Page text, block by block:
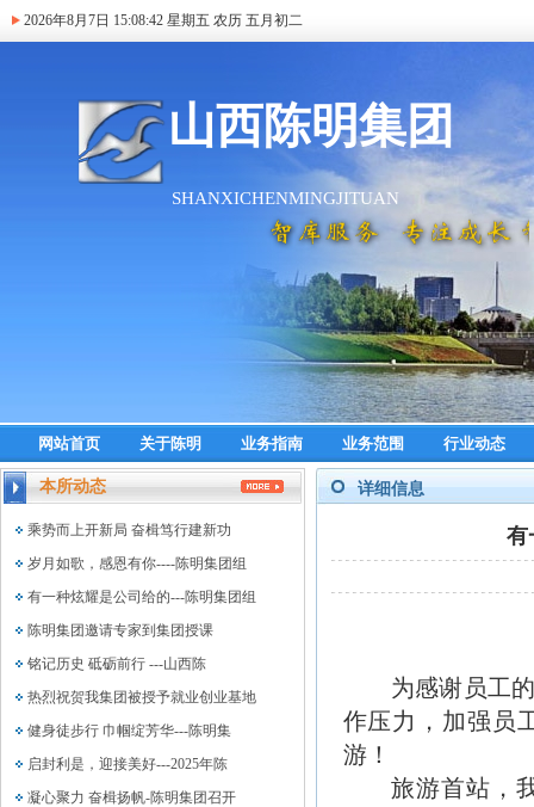
2026年8月7日 15:08:43 星期五 农历 五月初二
网站首页 关于陈明 业务指南 业务范围 行业动态
本所动态
乘势而上开新局 奋楫笃行建新功
岁月如歌，感恩有你----陈明集团组
有一种炫耀是公司给的---陈明集团组
陈明集团邀请专家到集团授课
铭记历史 砥砺前行 ---山西陈
热烈祝贺我集团被授予就业创业基地
健身徒步行 巾帼绽芳华---陈明集
启封利是，迎接美好---2025年陈
凝心聚力 奋楫扬帆-陈明集团召开
详细信息
有
为感谢员工
作压力，加强员
游！
旅游首站，